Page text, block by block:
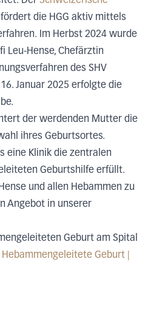
fördert die HGG aktiv mittels
Im Herbst 2024 wurde
Leu-Hense, Chefärztin
des SHV
Januar 2025 erfolgte die
der werdenden Mutter die
ihres Geburtsortes.
eine Klinik die zentralen
Geburtshilfe erfüllt.
und allen Hebammen zu
Angebot in unserer
Geburt am Spital
Hebammengeleitete Geburt |